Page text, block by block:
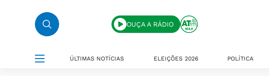
OUÇA A RÁDIO
ÚLTIMAS NOTÍCIAS ELEIÇÕES 2026 POLÍTICA